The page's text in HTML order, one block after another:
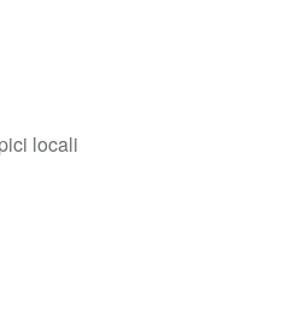
locali